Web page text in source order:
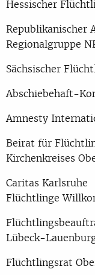
Hessischer
Republikanischer
Regionalgruppe
Sächsischer
Abschiebehaft-
Amnesty
Beirat für
Kirchenkreises
Caritas Karlsruhe
Flüchtlinge
Lübeck-
Flüchtlingsrat